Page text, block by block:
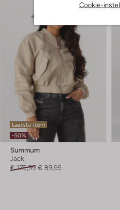
Cookie-
Laatste item
-50%
Summum
Jack
€ 179,99 € 89,99